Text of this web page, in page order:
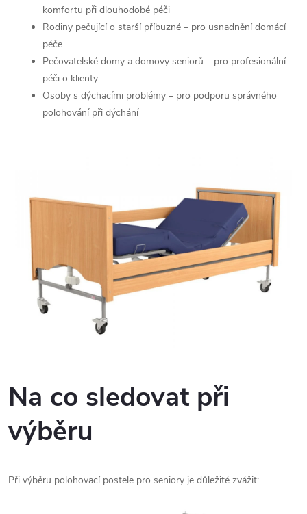
komfortu při dlouhodobé péči
Rodiny pečující o starší příbuzné – pro usnadnění domácí
péče
Pečovatelské domy a domovy seniorů – pro profesionální
péči o klienty
Osoby s dýchacími problémy – pro podporu správného
polohování při dýchání
Na co sledovat při
výběru
Při výběru polohovací postele pro seniory je důležité zvážit: